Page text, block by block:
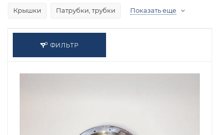
Крышки Патрубки, трубки Показать еще
ФИЛЬТР